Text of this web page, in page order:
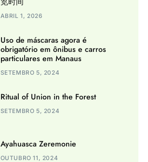
ABRIL 1, 2026
Uso de máscaras agora é
obrigatório em ônibus e carros
particulares em Manaus
SETEMBRO 5, 2024
Ritual of Union in the Forest
SETEMBRO 5, 2024
Ayahuasca Zeremonie
OUTUBRO 11, 2024